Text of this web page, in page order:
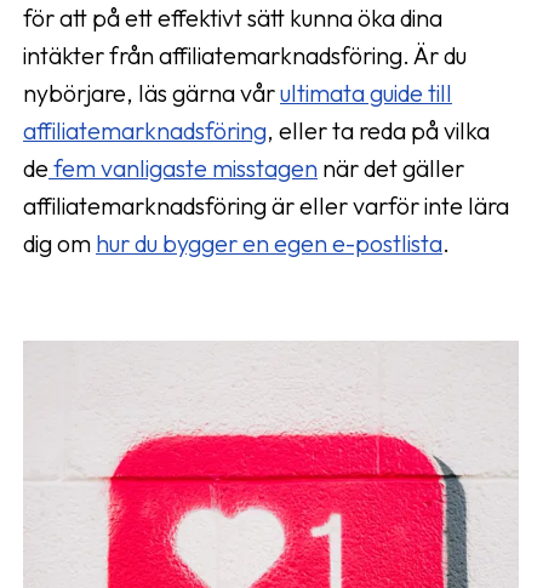
för att på ett effektivt sätt kunna öka dina
intäkter från affiliatemarknadsföring. Är du
nybörjare, läs gärna vårultimata guide till
affiliatemarknadsföring, eller ta reda på vilka
de fem vanligaste misstagen när det gäller
affiliatemarknadsföring är eller varför inte lära
dig om hur du bygger en egen e-postlista.